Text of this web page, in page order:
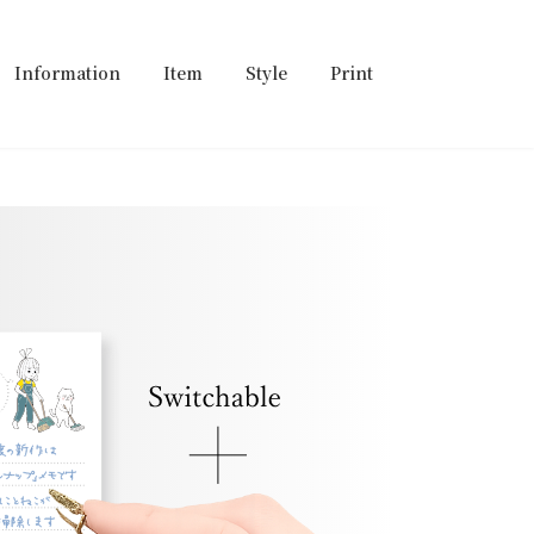
Information Item Style Print